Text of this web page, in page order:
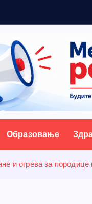
Образовање
и огрева за